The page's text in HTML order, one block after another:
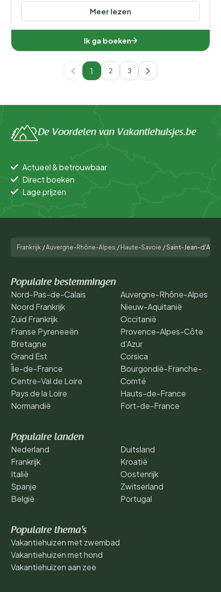
Meer lezen
Ik ga boeken
1 2 3
De Voordelen van Vakantiehuisjes.be
Actueel & betrouwbaar
Direct boeken
Lage prijzen
Frankrijk /Auvergne-Rhône-Alpes / Haute-Savoie /Saint-Jean-
Populaire bestemmingen
Nord-Pas-de-Calais
Noord Frankrijk
Zuid Frankrijk
Franse Pyreneeën
Bretagne
Grand Est
Île-de-France
Centre-Val de Loire
Pays de la Loire
Normandië
Auvergne-Rhône-Alpes
Nieuw-Aquitanië
Occitanië
Provence-Alpes-Côte
d'Azur
Corsica
Bourgondië-Franche-
Comté
Hauts-de-France
Fort-de-France
Populaire landen
Nederland
Frankrijk
Italië
Spanje
België
Duitsland
Kroatië
Oostenrijk
Zwitserland
Portugal
Populaire thema's
Vakantiehuizen met zwembad
Vakantiehuizen met hond
Vakantiehuizen aan zee